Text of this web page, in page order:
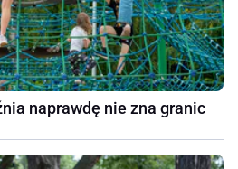
naprawdę nie zna granic